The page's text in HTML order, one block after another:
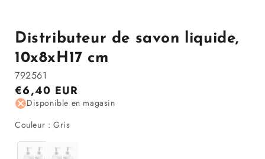
1
dans
la
modale
Distributeur de savon liquide,
10x8xH17 cm
792561
Prix
régulier
€6,40 EUR
Disponible en magasin
Couleur : GrisCouleur